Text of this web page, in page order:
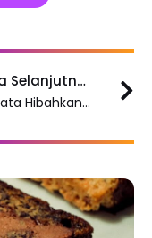
Berita Selanjutnya
XL Axiata Hibahkan 3 Juta MB Kuota untuk Sekolah